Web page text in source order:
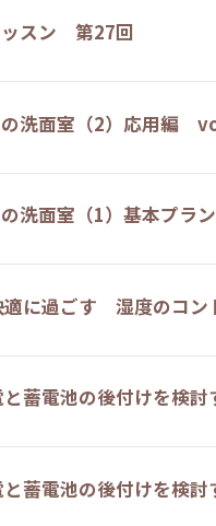
ッスン 第27回
の洗面室（2）応用編
の洗面室（1）基本プ
に過ごす 湿度のコン
蓄電池の後付けを検
蓄電池の後付けを検